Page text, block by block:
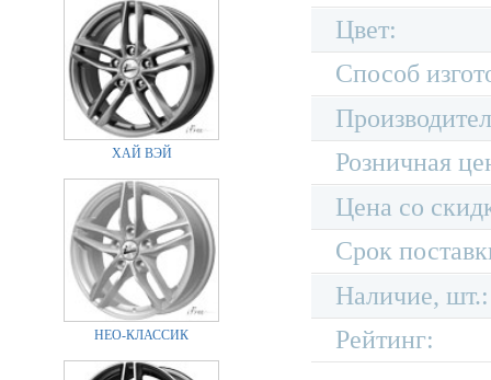
ХАЙ ВЭЙ
НЕО-КЛАССИК
Цвет:
Способ
Розничная
Цена со
Срок
Наличие, шт.:
Рейтинг: